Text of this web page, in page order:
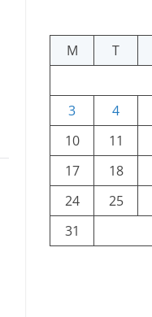
M
T
3
4
10
11
17
18
24
25
31